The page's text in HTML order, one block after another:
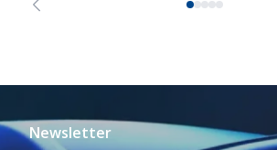
Newsletter